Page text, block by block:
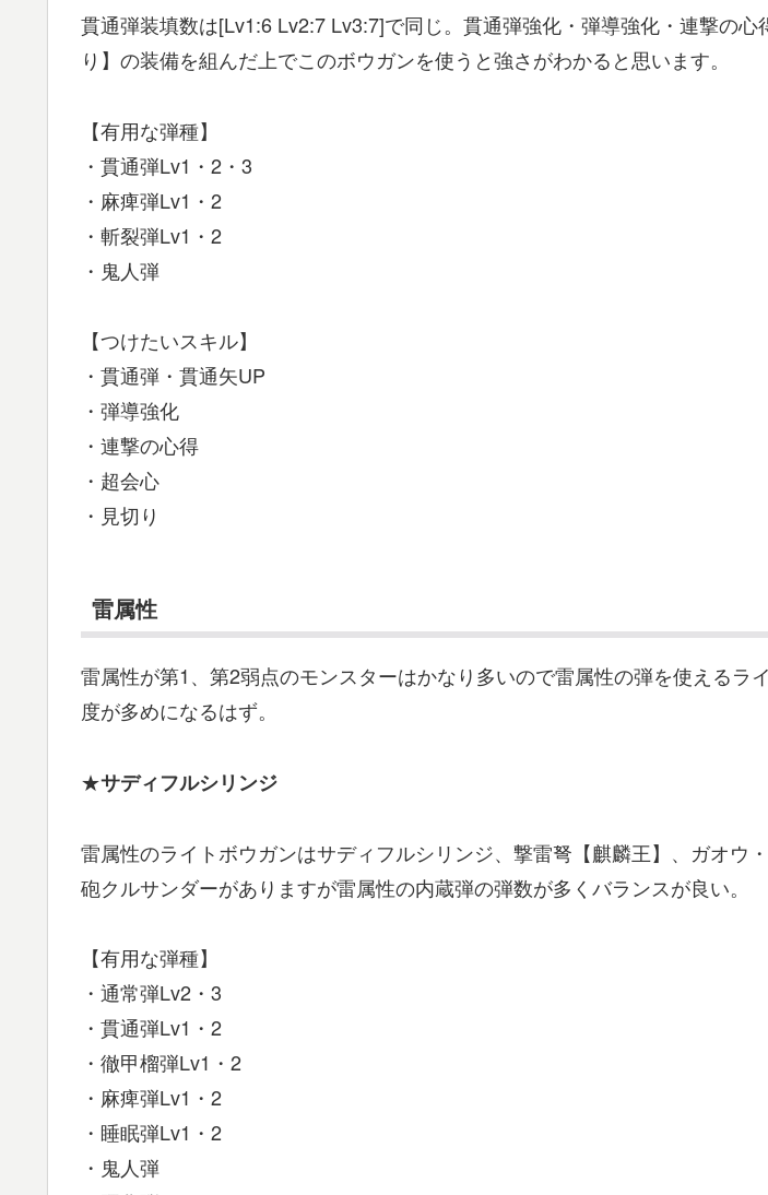
貫通弾装填数は[Lv1:6 Lv2:7 Lv3:7]で同じ。貫通弾強化・弾導強化・連撃の心
り】の装備を組んだ上でこのボウガンを使うと強さがわかると思います。
【有用な弾種】
・貫通弾Lv1・2・3
・麻痺弾Lv1・2
・斬裂弾Lv1・2
・鬼人弾
【つけたいスキル】
・貫通弾・貫通矢UP
・弾導強化
・連撃の心得
・超会心
・見切り
雷属性
雷属性が第1、第2弱点のモンスターはかなり多いので雷属性の弾を使えるラ
度が多めになるはず。
★サディフルシリンジ
雷属性のライトボウガンはサディフルシリンジ、撃雷弩【麒麟王】、ガオウ
砲クルサンダーがありますが雷属性の内蔵弾の弾数が多くバランスが良い。
【有用な弾種】
・通常弾Lv2・3
・貫通弾Lv1・2
・徹甲榴弾Lv1・2
・麻痺弾Lv1・2
・睡眠弾Lv1・2
・鬼人弾